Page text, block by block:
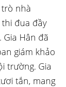
nhà
đua đầy
Hân đã
giám khảo
trường. Gia
tắn, mang